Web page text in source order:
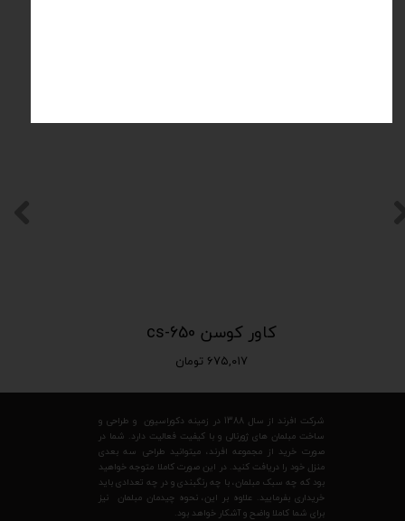
کاور کوسن cs-650
۶۷۵,۰۱۷ تومان
شرکت افرند از سال 1388 در زمینه دکوراسیون و طراحی و
ساخت مبلمان های ژورنالی و با کیفیت فعالیت دارد. شما در
صورت خرید از مجموعه افرند، میتوانید طراحی سه بعدی
منزل خود را دریافت کنید. در این صورت کاملا متوجه خواهید
بود که چه سبک مبلمان، با چه رنگبندی و در چه تعدادی باید
خریداری بفرمایید. علاوه بر این، نحوه چیدمان مبلمان نیز
برای شما کاملا واضح و آشکار خواهد بود.